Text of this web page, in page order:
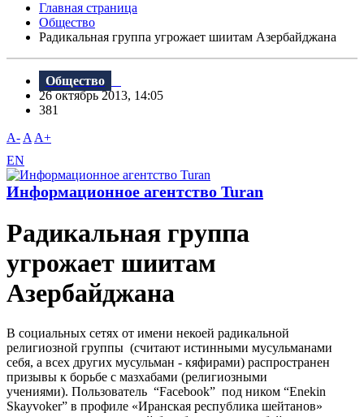
Главная страница
Общество
Радикальная группа угрожает шиитам Азербайджана
Общество
26 октябрь 2013, 14:05
381
A- A A+
EN
Информационное агентство Turan
Радикальная группа
угрожает шиитам
Азербайджана
В социальных сетях от имени некоей радикальной
религиозной группы (считают истинными мусульманами
себя, а всех других мусульман - кяфирами) распространен
призывы к борьбе с мазхабами (религиозными
учениями). Пользователь “Facebook” под ником “Enekin
Skayvoker” в профиле «Иранская республика шейтанов»